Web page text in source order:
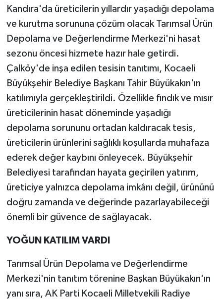
Kandıra'da üreticilerin yıllardır yaşadığı depolama
ve kurutma sorununa çözüm olacak Tarımsal Ürün
Depolama ve Değerlendirme Merkezi'ni hasat
sezonu öncesi hizmete hazır hale getirdi.
Çalköy'de inşa edilen tesisin tanıtımı, Kocaeli
Büyükşehir Belediye Başkanı Tahir Büyükakın'ın
katılımıyla gerçekleştirildi. Özellikle fındık ve mısır
üreticilerinin hasat döneminde yaşadığı
depolama sorununu ortadan kaldıracak tesis,
üreticilerin ürünlerini sağlıklı koşullarda muhafaza
ederek değer kaybını önleyecek. Büyükşehir
Belediyesi tarafından hayata geçirilen yatırım,
üreticiye yalnızca depolama imkânı değil, ürününü
doğru zamanda ve değerinde pazarlayabileceği
önemli bir güvence de sağlayacak.
YOĞUN KATILIM VARDI
Tarımsal Ürün Depolama ve Değerlendirme
Merkezi'nin tanıtım törenine Başkan Büyükakın'ın
yanı sıra, AK Parti Kocaeli Milletvekili Radiye